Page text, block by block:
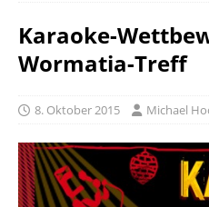
Karaoke-
Wormatia-Treff
8. Oktober 2015 Michael